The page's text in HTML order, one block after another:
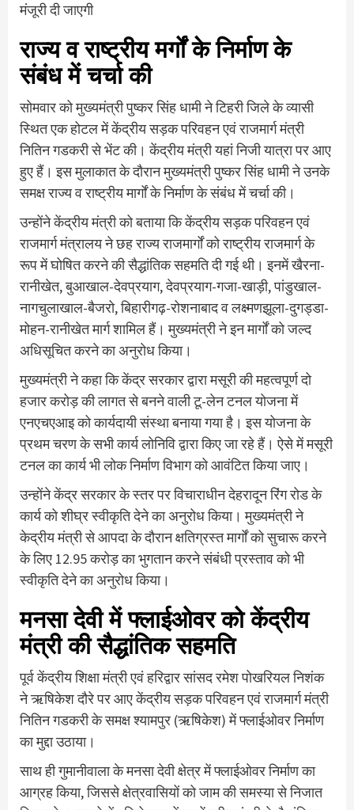
मंजूरी दी जाएगी
राज्य व राष्ट्रीय मर्गों के निर्माण के
संबंध में चर्चा की
सोमवार को मुख्यमंत्री पुष्कर सिंह धामी ने टिहरी जिले के व्यासी
स्थित एक होटल में केंद्रीय सड़क परिवहन एवं राजमार्ग मंत्री
नितिन गडकरी से भेंट की। केंद्रीय मंत्री यहां निजी यात्रा पर आए
हुए हैं। इस मुलाकात के दौरान मुख्यमंत्री पुष्कर सिंह धामी ने उनके
समक्ष राज्य व राष्ट्रीय मार्गों के निर्माण के संबंध में चर्चा की।
उन्होंने केंद्रीय मंत्री को बताया कि केंद्रीय सड़क परिवहन एवं
राजमार्ग मंत्रालय ने छह राज्य राजमार्गों को राष्ट्रीय राजमार्ग के
रूप में घोषित करने की सैद्धांतिक सहमति दी गई थी। इनमें खैरना-
रानीखेत, बुआखाल-देवप्रयाग, देवप्रयाग-गजा-खाड़ी, पांडुखाल-
नागचुलाखाल-बैजरो, बिहारीगढ़-रोशनाबाद व लक्ष्मणझूला-दुगड्डा-
मोहन-रानीखेत मार्ग शामिल हैं। मुख्यमंत्री ने इन मार्गों को जल्द
अधिसूचित करने का अनुरोध किया।
मुख्यमंत्री ने कहा कि केंद्र सरकार द्वारा मसूरी की महत्वपूर्ण दो
हजार करोड़ की लागत से बनने वाली टू-लेन टनल योजना में
एनएचएआइ को कार्यदायी संस्था बनाया गया है। इस योजना के
प्रथम चरण के सभी कार्य लोनिवि द्वारा किए जा रहे हैं। ऐसे में मसूरी
टनल का कार्य भी लोक निर्माण विभाग को आवंटित किया जाए।
उन्होंने केंद्र सरकार के स्तर पर विचाराधीन देहरादून रिंग रोड के
कार्य को शीघ्र स्वीकृति देने का अनुरोध किया। मुख्यमंत्री ने
केद्रीय मंत्री से आपदा के दौरान क्षतिग्रस्त मार्गों को सुचारू करने
के लिए 12.95 करोड़ का भुगतान करने संबंधी प्रस्ताव को भी
स्वीकृति देने का अनुरोध किया।
मनसा देवी में फ्लाईओवर को केंद्रीय
मंत्री की सैद्धांतिक सहमति
पूर्व केंद्रीय शिक्षा मंत्री एवं हरिद्वार सांसद रमेश पोखरियल निशंक
ने ऋषिकेश दौरे पर आए केंद्रीय सड़क परिवहन एवं राजमार्ग मंत्री
नितिन गडकरी के समक्ष श्यामपुर (ऋषिकेश) में फ्लाईओवर निर्माण
का मुद्दा उठाया।
साथ ही गुमानीवाला के मनसा देवी क्षेत्र में फ्लाईओवर निर्माण का
आग्रह किया, जिससे क्षेत्रवासियों को जाम की समस्या से निजात